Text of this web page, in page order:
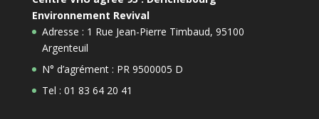
Environnement Revival
Adresse : 1 Rue Jean-Pierre Timbaud, 95100
Argenteuil
N° d’agrément : PR 9500005 D
Tel : 01 83 64 20 41